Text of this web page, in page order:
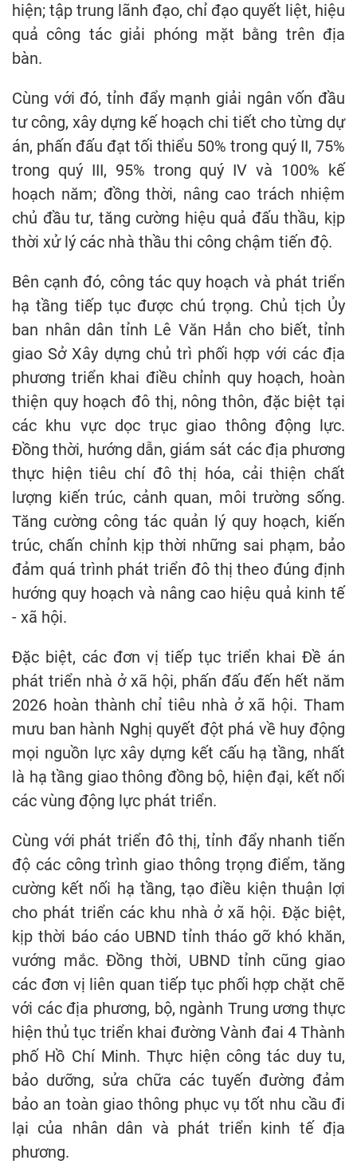
hiện; tập trung lãnh đạo, chỉ đạo quyết liệt, hiệu
quả công tác giải phóng mặt bằng trên địa
bàn.
Cùng với đó, tỉnh đẩy mạnh giải ngân vốn đầu
tư công, xây dựng kế hoạch chi tiết cho từng dự
án, phấn đấu đạt tối thiểu 50% trong quý II, 75%
trong quý III, 95% trong quý IV và 100% kế
hoạch năm; đồng thời, nâng cao trách nhiệm
chủ đầu tư, tăng cường hiệu quả đấu thầu, kịp
thời xử lý các nhà thầu thi công chậm tiến độ.
Bên cạnh đó, công tác quy hoạch và phát triển
hạ tầng tiếp tục được chú trọng. Chủ tịch Ủy
ban nhân dân tỉnh Lê Văn Hẳn cho biết, tỉnh
giao Sở Xây dựng chủ trì phối hợp với các địa
phương triển khai điều chỉnh quy hoạch, hoàn
thiện quy hoạch đô thị, nông thôn, đặc biệt tại
các khu vực dọc trục giao thông động lực.
Đồng thời, hướng dẫn, giám sát các địa phương
thực hiện tiêu chí đô thị hóa, cải thiện chất
lượng kiến trúc, cảnh quan, môi trường sống.
Tăng cường công tác quản lý quy hoạch, kiến
trúc, chấn chỉnh kịp thời những sai phạm, bảo
đảm quá trình phát triển đô thị theo đúng định
hướng quy hoạch và nâng cao hiệu quả kinh tế
- xã hội.
Đặc biệt, các đơn vị tiếp tục triển khai Đề án
phát triển nhà ở xã hội, phấn đấu đến hết năm
2026 hoàn thành chỉ tiêu nhà ở xã hội. Tham
mưu ban hành Nghị quyết đột phá về huy động
mọi nguồn lực xây dựng kết cấu hạ tầng, nhất
là hạ tầng giao thông đồng bộ, hiện đại, kết nối
các vùng động lực phát triển.
Cùng với phát triển đô thị, tỉnh đẩy nhanh tiến
độ các công trình giao thông trọng điểm, tăng
cường kết nối hạ tầng, tạo điều kiện thuận lợi
cho phát triển các khu nhà ở xã hội. Đặc biệt,
kịp thời báo cáo UBND tỉnh tháo gỡ khó khăn,
vướng mắc. Đồng thời, UBND tỉnh cũng giao
các đơn vị liên quan tiếp tục phối hợp chặt chẽ
với các địa phương, bộ, ngành Trung ương thực
hiện thủ tục triển khai đường Vành đai 4 Thành
phố Hồ Chí Minh. Thực hiện công tác duy tu,
bảo dưỡng, sửa chữa các tuyến đường đảm
bảo an toàn giao thông phục vụ tốt nhu cầu đi
lại của nhân dân và phát triển kinh tế địa
phương.